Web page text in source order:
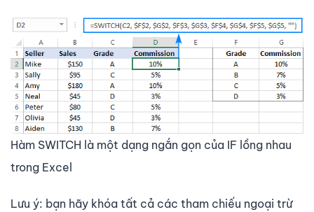
Hàm SWITCH là một dạng ngắn gọn của IF lồng nhau
trong Excel
Lưu ý: bạn hãy khóa tất cả các tham chiếu ngoại trừ